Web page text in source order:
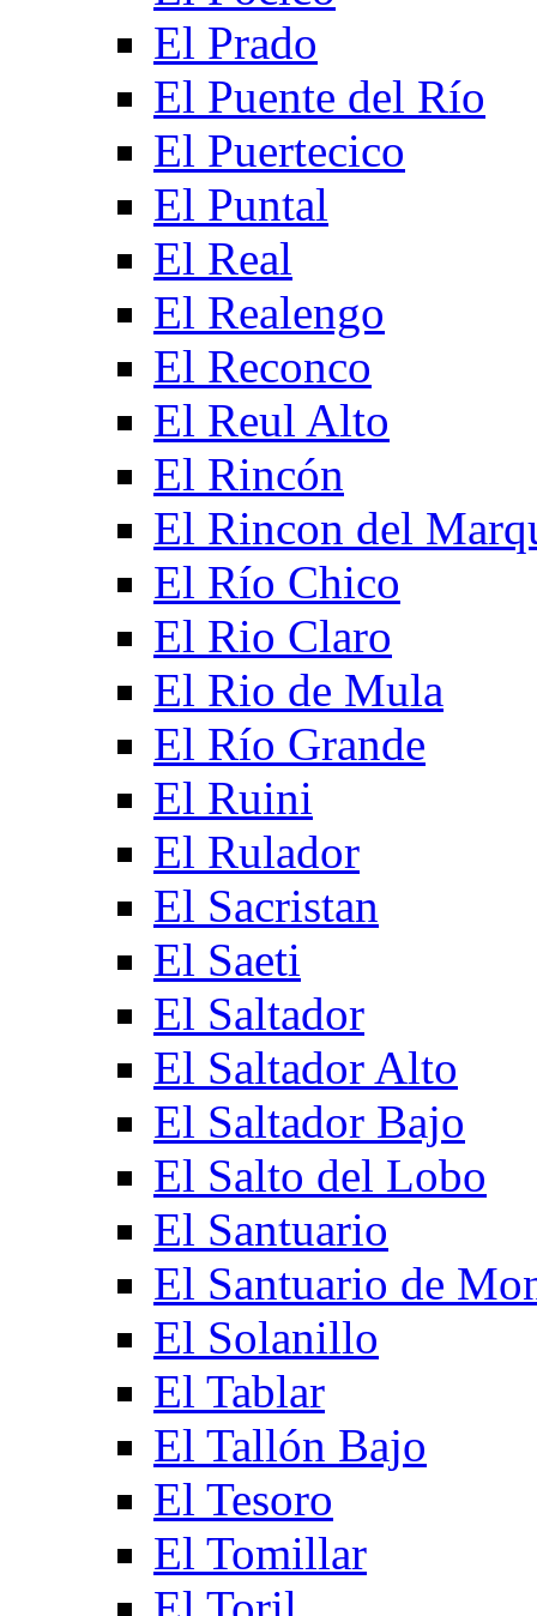
El Prado
El Puente del Río
El Puertecico
El Puntal
El Real
El Realengo
El Reconco
El Reul Alto
El Rincón
El Rincon del
El Río Chico
El Rio Claro
El Rio de Mula
El Río Grande
El Ruini
El Rulador
El Sacristan
El Saeti
El Saltador
El Saltador Alto
El Saltador Bajo
El Salto del Lobo
El Santuario
El Santuario de
El Solanillo
El Tablar
El Tallón Bajo
El Tesoro
El Tomillar